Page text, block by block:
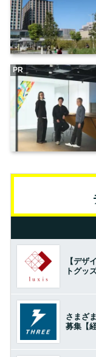
PR
【デザ
トグッ
さまざ
募集【